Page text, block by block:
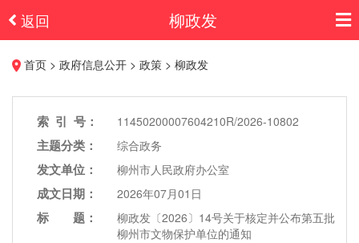
返回 柳政发
首页 > 政府信息公开 > 政策 > 柳政发
索 引 号： 11450200007604210R/2026-10802
主题分类： 综合政务
发文单位： 柳州市人民政府办公室
成文日期： 2026年07月01日
标 题：
柳政发〔2026〕14号关于核定并公布第五批
柳州市文物保护单位的通知